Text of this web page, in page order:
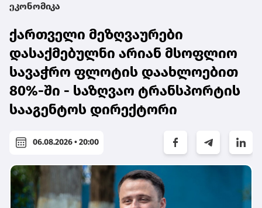
ეკონომიკა
ქართველი მეზღვაურები
დასაქმებულნი არიან მსოფლიო
სავაჭრო ფლოტის დაახლოებით
80%-ში - საზღვაო ტრანსპორტის
სააგენტოს დირექტორი
06.08.2026 • 20:00